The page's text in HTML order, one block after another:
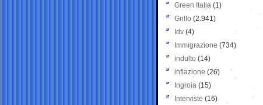
Green Italia (1)
Grillo (2.941)
Idv (4)
Immigrazione (734)
indulto (14)
inflazione (26)
Ingroia (15)
Interviste (16)